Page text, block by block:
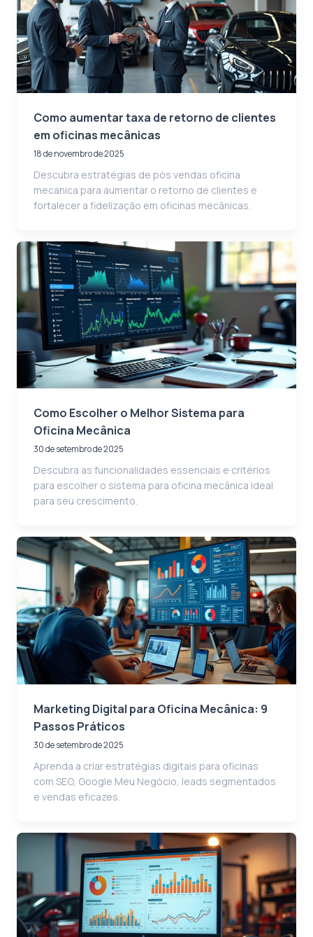
Como aumentar taxa de retorno de clientes
em oficinas mecânicas
18 de novembro de 2025
Descubra estratégias de pós vendas oficina
mecanica para aumentar o retorno de clientes e
fortalecer a fidelização em oficinas mecânicas.
Como Escolher o Melhor Sistema para
Oficina Mecânica
30 de setembro de 2025
Descubra as funcionalidades essenciais e critérios
para escolher o sistema para oficina mecânica ideal
para seu crescimento.
Marketing Digital para Oficina Mecânica: 9
Passos Práticos
30 de setembro de 2025
Aprenda a criar estratégias digitais para oficinas
com SEO, Google Meu Negócio, leads segmentados
e vendas eficazes.